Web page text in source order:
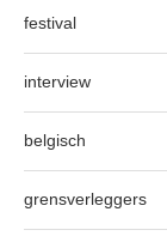
festival
interview
belgisch
grensverleggers